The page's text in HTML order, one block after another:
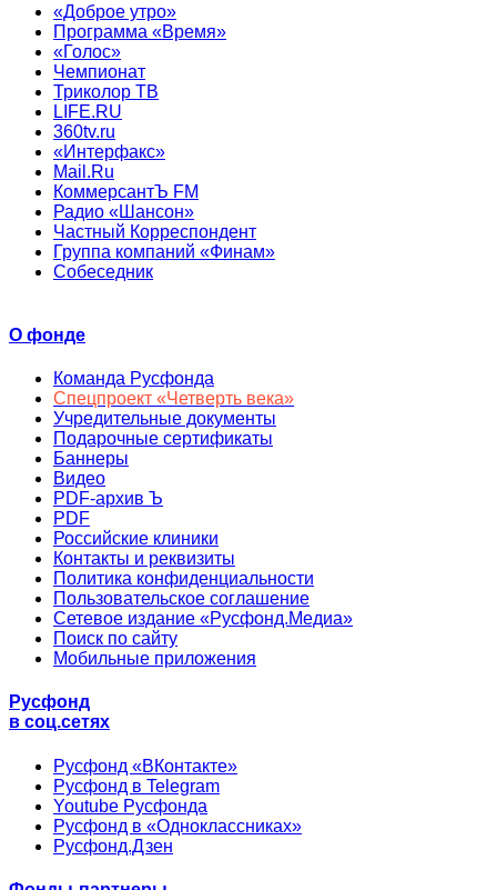
«Доброе утро»
Программа «Время»
«Голос»
Чемпионат
Триколор ТВ
LIFE.RU
360tv.ru
«Интерфакс»
Mail.Ru
КоммерсантЪ FM
Радио «Шансон»
Частный Корреспондент
Группа компаний «Финам»
Собеседник
О фонде
Команда Русфонда
Спецпроект «Четверть века»
Учредительные документы
Подарочные сертификаты
Баннеры
Видео
PDF-архив Ъ
PDF
Российские клиники
Контакты и реквизиты
Политика конфиденциальности
Пользовательское соглашение
Сетевое издание «Русфонд.Медиа»
Поиск по сайту
Мобильные приложения
Русфонд
в соц.сетях
Русфонд «ВКонтакте»
Русфонд в Telegram
Youtube Русфонда
Русфонд в «Одноклассниках»
Русфонд.Дзен